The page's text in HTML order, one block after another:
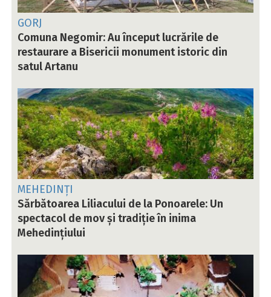
GORJ
Comuna Negomir: Au început lucrările de
restaurare a Bisericii monument istoric din
satul Artanu
MEHEDINȚI
Sărbătoarea Liliacului de la Ponoarele: Un
spectacol de mov și tradiție în inima
Mehedințiului